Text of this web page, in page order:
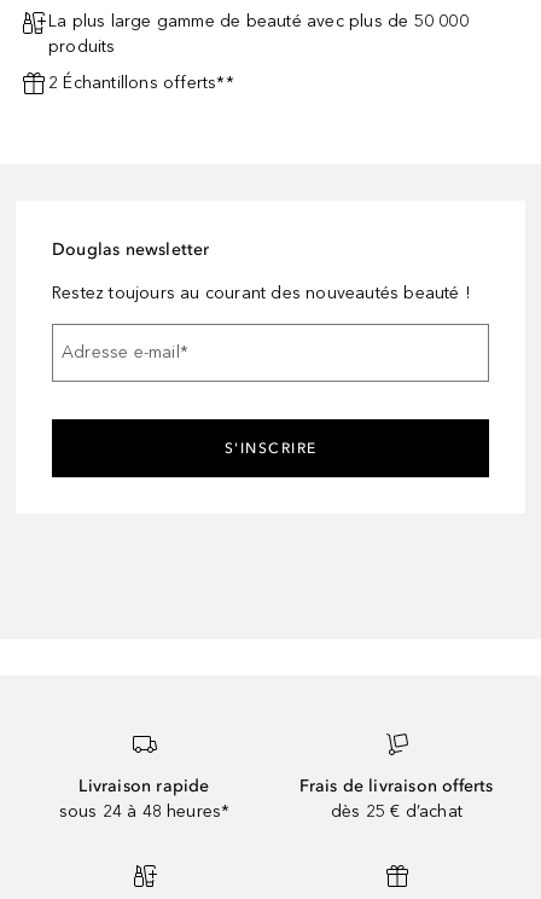
La plus large gamme de beauté avec plus de 50 000
produits
2 Échantillons offerts**
Douglas newsletter
Restez toujours au courant des nouveautés beauté !
Adresse e-mail*
S'INSCRIRE
Livraison rapide
sous 24 à 48 heures*
Frais de livraison offerts
dès 25 € d’achat